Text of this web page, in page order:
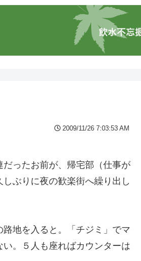
2009/11/26 7:03:53 AM
ったお前が、帰宅部（仕事が
ぶりに夜の歓楽街へ繰り出し
地を入ると。「チジミ」でマ
。５人も座ればカウンターは